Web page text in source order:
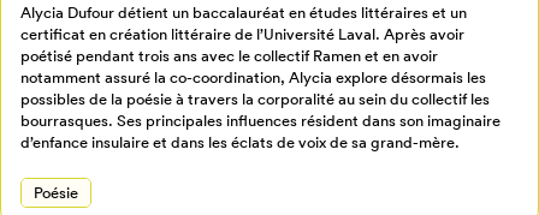
Retour à l’accueil
Alycia Dufour détient un baccalauréat en études littéraires et un
certificat en création littéraire de l’Université Laval. Après avoir
poétisé pendant trois ans avec le collectif Ramen et en avoir
notamment assuré la co-coordination, Alycia explore désormais les
possibles de la poésie à travers la corporalité au sein du collectif les
bourrasques. Ses principales influences résident dans son imaginaire
d’enfance insulaire et dans les éclats de voix de sa grand-mère.
Poésie
Créer un profil
Annuler